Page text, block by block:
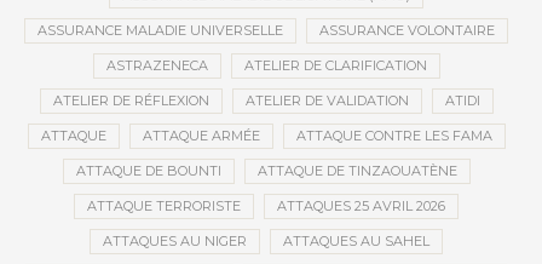
ASSURANCE MALADIE UNIVERSELLE ASSURANCE VOLONTAIRE
ASTRAZENECA ATELIER DE CLARIFICATION
ATELIER DE RÉFLEXION ATELIER DE VALIDATION ATIDI
ATTAQUE ATTAQUE ARMÉE ATTAQUE CONTRE LES FAMA
ATTAQUE DE BOUNTI ATTAQUE DE TINZAOUATÈNE
ATTAQUE TERRORISTE ATTAQUES 25 AVRIL 2026
ATTAQUES AU NIGER ATTAQUES AU SAHEL